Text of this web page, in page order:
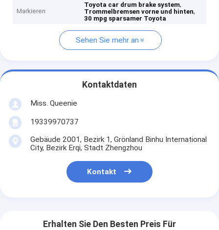
Markieren
Toyota car drum brake system,
Trommelbremsen vorne und hinten,
30 mpg sparsamer Toyota
Sehen Sie mehr an
Kontaktdaten
Miss. Queenie
19339970737
Gebäude 2001, Bezirk 1, Grönland Binhu International
City, Bezirk Erqi, Stadt Zhengzhou
Kontakt
Erhalten Sie Den Besten Preis Für